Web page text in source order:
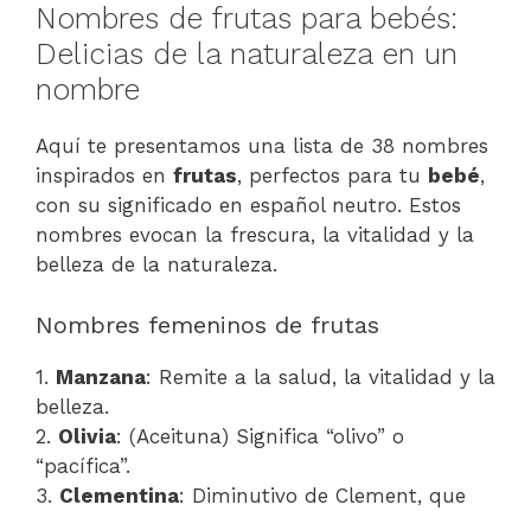
Nombres de frutas para bebés:
Delicias de la naturaleza en un
nombre
Aquí te presentamos una lista de 38 nombres
inspirados en frutas, perfectos para tu bebé,
con su significado en español neutro. Estos
nombres evocan la frescura, la vitalidad y la
belleza de la naturaleza.
Nombres femeninos de frutas
1. Manzana: Remite a la salud, la vitalidad y la
belleza.
2. Olivia: (Aceituna) Significa “olivo” o
“pacífica”.
3. Clementina: Diminutivo de Clement, que